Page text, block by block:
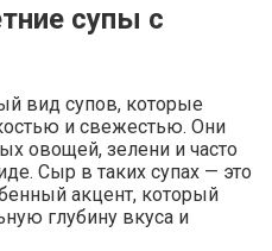
супы с
вид супов, которые
и свежестью. Они
овощей, зелени и часто
Сыр в таких супах — это
акцент, который
глубину вкуса и